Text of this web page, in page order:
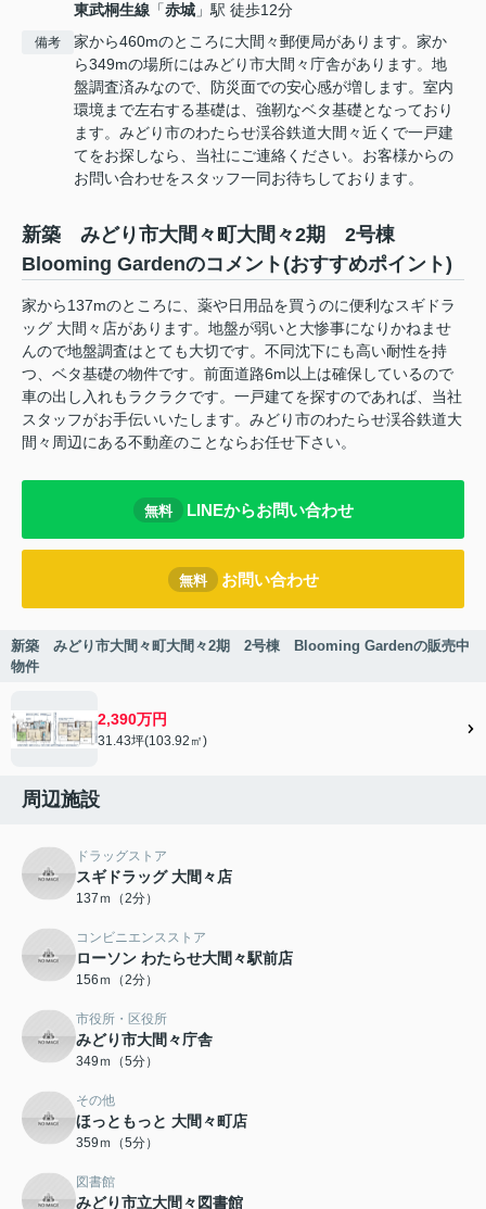
東武桐生線 「赤城 」駅 徒歩12分
備考
家から460mのところに大間々郵便局があります。家か
ら349mの場所にはみどり市大間々庁舎があります。地
盤調査済みなので、防災面での安心感が増します。室内
環境まで左右する基礎は、強靭なベタ基礎となっており
ます。みどり市のわたらせ渓谷鉄道大間々近くで一戸建
てをお探しなら、当社にご連絡ください。お客様からの
お問い合わせをスタッフ一同お待ちしております。
新築 みどり市大間々町大間々2期 2号棟
Blooming Gardenのコメント(おすすめポイント)
家から137mのところに、薬や日用品を買うのに便利なスギドラ
ッグ 大間々店があります。地盤が弱いと大惨事になりかねませ
んので地盤調査はとても大切です。不同沈下にも高い耐性を持
つ、ベタ基礎の物件です。前面道路6m以上は確保しているので
車の出し入れもラクラクです。一戸建てを探すのであれば、当社
スタッフがお手伝いいたします。みどり市のわたらせ渓谷鉄道大
間々周辺にある不動産のことならお任せ下さい。
無料 LINEからお問い合わせ
無料 お問い合わせ
新築 みどり市大間々町大間々2期 2号棟 Blooming Gardenの販売中
物件
2,390万円
31.43坪(103.92㎡)
周辺施設
ドラッグストア
スギドラッグ 大間々店
137ｍ（2分）
コンビニエンスストア
ローソン わたらせ大間々駅前店
156ｍ（2分）
市役所・区役所
みどり市大間々庁舎
349ｍ（5分）
その他
ほっともっと 大間々町店
359ｍ（5分）
図書館
みどり市立大間々図書館